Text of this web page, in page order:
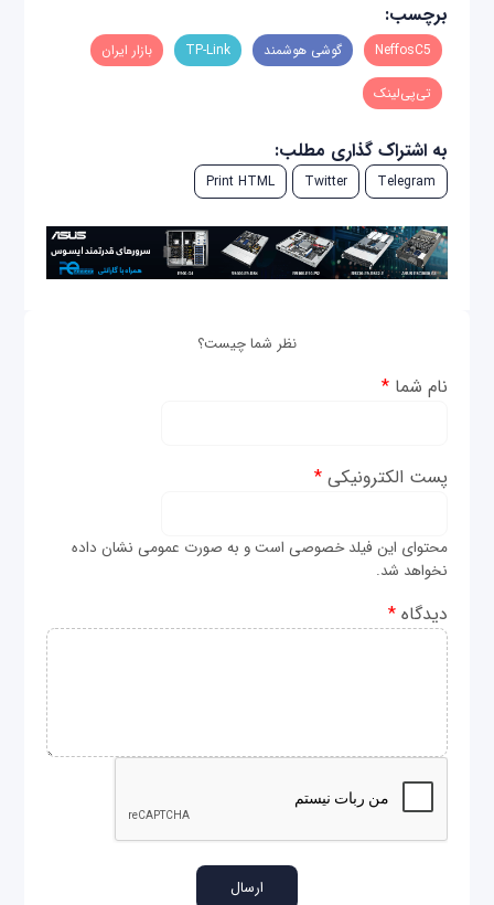
برچسب:
NeffosC5 گوشی هوشمند TP-Link بازار ایران
تی‌پی‌لینک
به اشتراک گذاری مطلب:
Telegram
Twitter
Print HTML
نظر شما چیست؟
نام شما*
پست الکترونیکی*
محتوای این فیلد خصوصی است و به صورت عمومی نشان داده
نخواهد شد.
دیدگاه*